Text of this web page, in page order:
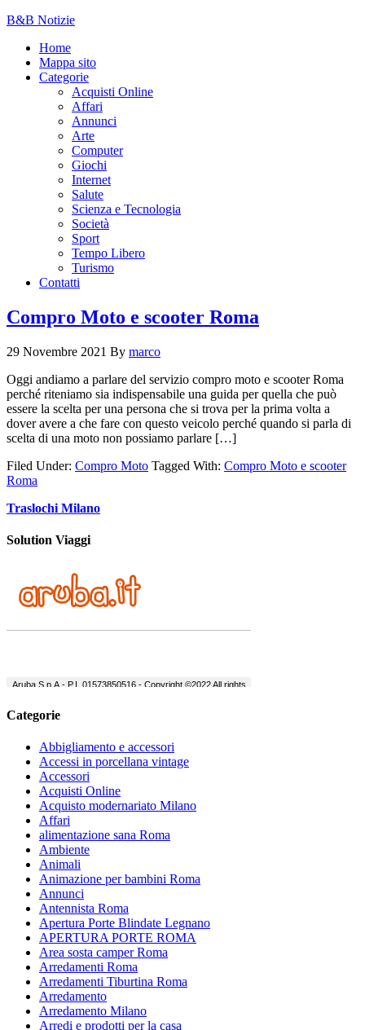
B&B Notizie
Home
Mappa sito
Categorie
Acquisti Online
Affari
Annunci
Arte
Computer
Giochi
Internet
Salute
Scienza e Tecnologia
Società
Sport
Tempo Libero
Turismo
Contatti
Compro Moto e scooter Roma
29 Novembre 2021 By marco
Oggi andiamo a parlare del servizio compro moto e scooter Roma
perché riteniamo sia indispensabile una guida per quella che può
essere la scelta per una persona che si trova per la prima volta a
dover avere a che fare con questo veicolo perché quando si parla di
scelta di una moto non possiamo parlare […]
Filed Under: Compro Moto Tagged With: Compro Moto e scooter
Roma
Traslochi Milano
Solution Viaggi
Categorie
Abbigliamento e accessori
Accessi in porcellana vintage
Accessori
Acquisti Online
Acquisto modernariato Milano
Affari
alimentazione sana Roma
Ambiente
Animali
Animazione per bambini Roma
Annunci
Antennista Roma
Apertura Porte Blindate Legnano
APERTURA PORTE ROMA
Area sosta camper Roma
Arredamenti Roma
Arredamenti Tiburtina Roma
Arredamento
Arredamento Milano
Arredi e prodotti per la casa